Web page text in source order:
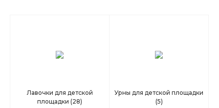
Лавочки для детской
площадки (28)
Урны для детской площадки
(5)